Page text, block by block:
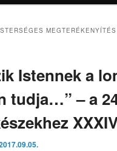
MEGTERÉKENYÍTÉS
Istennek a
tudja…” – a